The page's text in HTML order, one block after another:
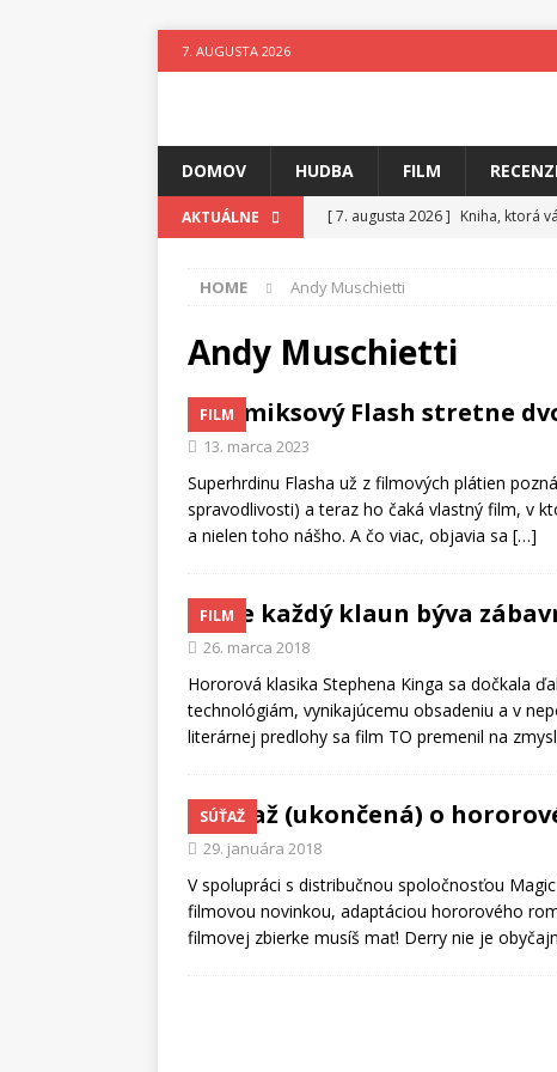
7. AUGUSTA 2026
DOMOV HUDBA FILM
AKTUÁLNE [ 7. augusta 2026 ] Kniha, ktorá
[ 5. augusta 2026 ]
[ 4. augusta 2026 ]
[ 3. augusta 2026 ] Fantastický
HOME Andy Muschietti
Andy Muschietti
FILM
Komiksový Flash stretne
13. marca 2023
Superhrdinu Flasha už z filmových plátien
spravodlivosti) a teraz ho čaká vlastný film, v
a nielen toho nášho. A čo viac, objavia sa […]
FILM
Nie každý klaun býva
26. marca 2018
Hororová klasika Stephena Kinga sa dočkala
technológiám, vynikajúcemu obsadeniu a v
literárnej predlohy sa film TO premenil na
SÚŤAŽ
Súťaž (ukončená) o
29. januára 2018
V spolupráci s distribučnou spoločnosťou
filmovou novinkou, adaptáciou hororového
filmovej zbierke musíš mať! Derry nie je